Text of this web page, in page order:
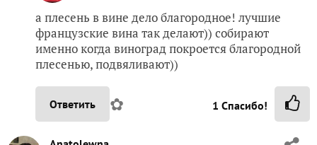
а плесень в вине дело благородное! лучшие
французские вина так делают)) собирают
именно когда виноград покроется благородной
плесенью, подвяливают))
Ответить ✿ 1 Спасибо!